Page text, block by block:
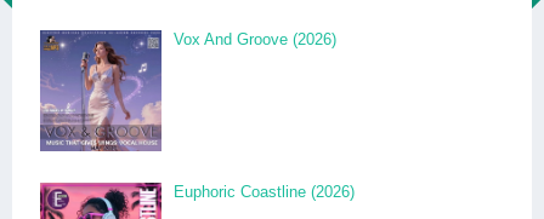
Vox And Groove (2026)
Euphoric Coastline (2026)